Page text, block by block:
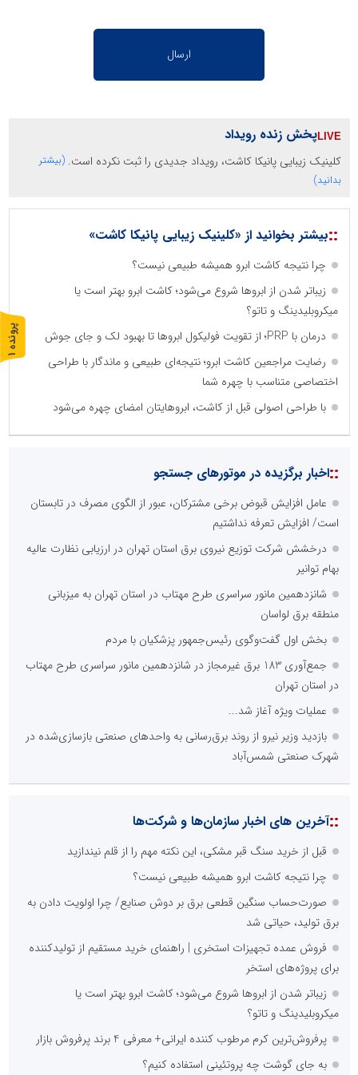
پخش زنده رویداد
کلینیک زیبایی پانیکا کاشت، رویداد جدیدی را ثبت نکرده است. (بیشتر
بدانید)
::بیشتر بخوانید از «کلینیک زیبایی پانیکا کاشت»
چرا نتیجه کاشت ابرو همیشه طبیعی نیست؟
زیباتر شدن از ابروها شروع می‌شود؛ کاشت ابرو بهتر است یا
میکروبلیدینگ و تاتو؟
درمان با PRP؛ از تقویت فولیکول ابروها تا بهبود لک و جای جوش
رضایت مراجعین کاشت ابرو؛ نتیجه‌ای طبیعی و ماندگار با طراحی
اختصاصی متناسب با چهره شما
با طراحی اصولی قبل از کاشت، ابروهایتان امضای چهره می‌شود
::اخبار برگزیده در موتورهای جستجو
عامل افزایش قبوض برخی مشترکان، عبور از الگوی مصرف در تابستان
است/ افزایش تعرفه نداشتیم
درخشش شرکت توزیع نیروی برق استان تهران در ارزیابی نظارت عالیه
بهام توانیر
شانزدهمین مانور سراسری طرح مهتاب در استان تهران به میزبانی
منطقه برق لواسان
بخش اول گفت‌وگوی رئیس‌جمهور پزشکیان با مردم
جمع‌آوری 183 برق غیرمجاز در شانزدهمین مانور سراسری طرح مهتاب
در استان تهران
عملیات ویژه آغاز شد...
بازدید وزیر نیرو از روند برق‌رسانی به واحدهای صنعتی بازسازی‌شده در
شهرک صنعتی شمس‌آباد
::آخرین های اخبار سازمان‌ها و شرکت‌ها
قبل از خرید سنگ قبر مشکی، این نکته مهم را از قلم نیندازید
چرا نتیجه کاشت ابرو همیشه طبیعی نیست؟
صورت‌حساب سنگین قطعی برق بر دوش صنایع/ چرا اولویت دادن به
برق تولید، حیاتی شد
فروش عمده تجهیزات استخری | راهنمای خرید مستقیم از تولیدکننده
برای پروژه‌های استخر
زیباتر شدن از ابروها شروع می‌شود؛ کاشت ابرو بهتر است یا
میکروبلیدینگ و تاتو؟
پرفروش‌ترین کرم مرطوب کننده ایرانی+ معرفی 4 برند پرفروش بازار
به جای گوشت چه پروتئینی استفاده کنیم؟
پ
ر
و
ن
د
ه
1